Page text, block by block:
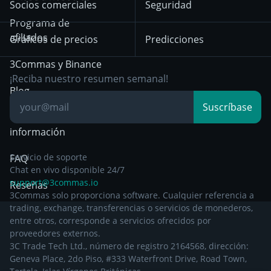
Bybit
Position Trading
Breakout Trading
Aviso de privacidad a
partir del 29 de
diciembre de 2024
Otra documentación
legal
Programa de
afiliados
3Commas y Binance
Blog
Centro de
información
FAQ
Reseñas
Socios comerciales
Gráficos de precios
Seguridad
Predicciones
¡Reciba nuestro resumen semanal!
Suscríbase
Servicio de soporte
Chat en vivo disponible 24/7
support@3commas.io
3Commas solo proporciona software. Cualquier referencia a
trading, exchange, transferencias o servicios de monederos,
entre otros, corresponde a servicios ofrecidos por
proveedores externos.
3C Trade Tech Ltd., número de registro 2164568, dirección:
Geneva Place, 2do Piso, #333 Waterfront Drive, Road Town,